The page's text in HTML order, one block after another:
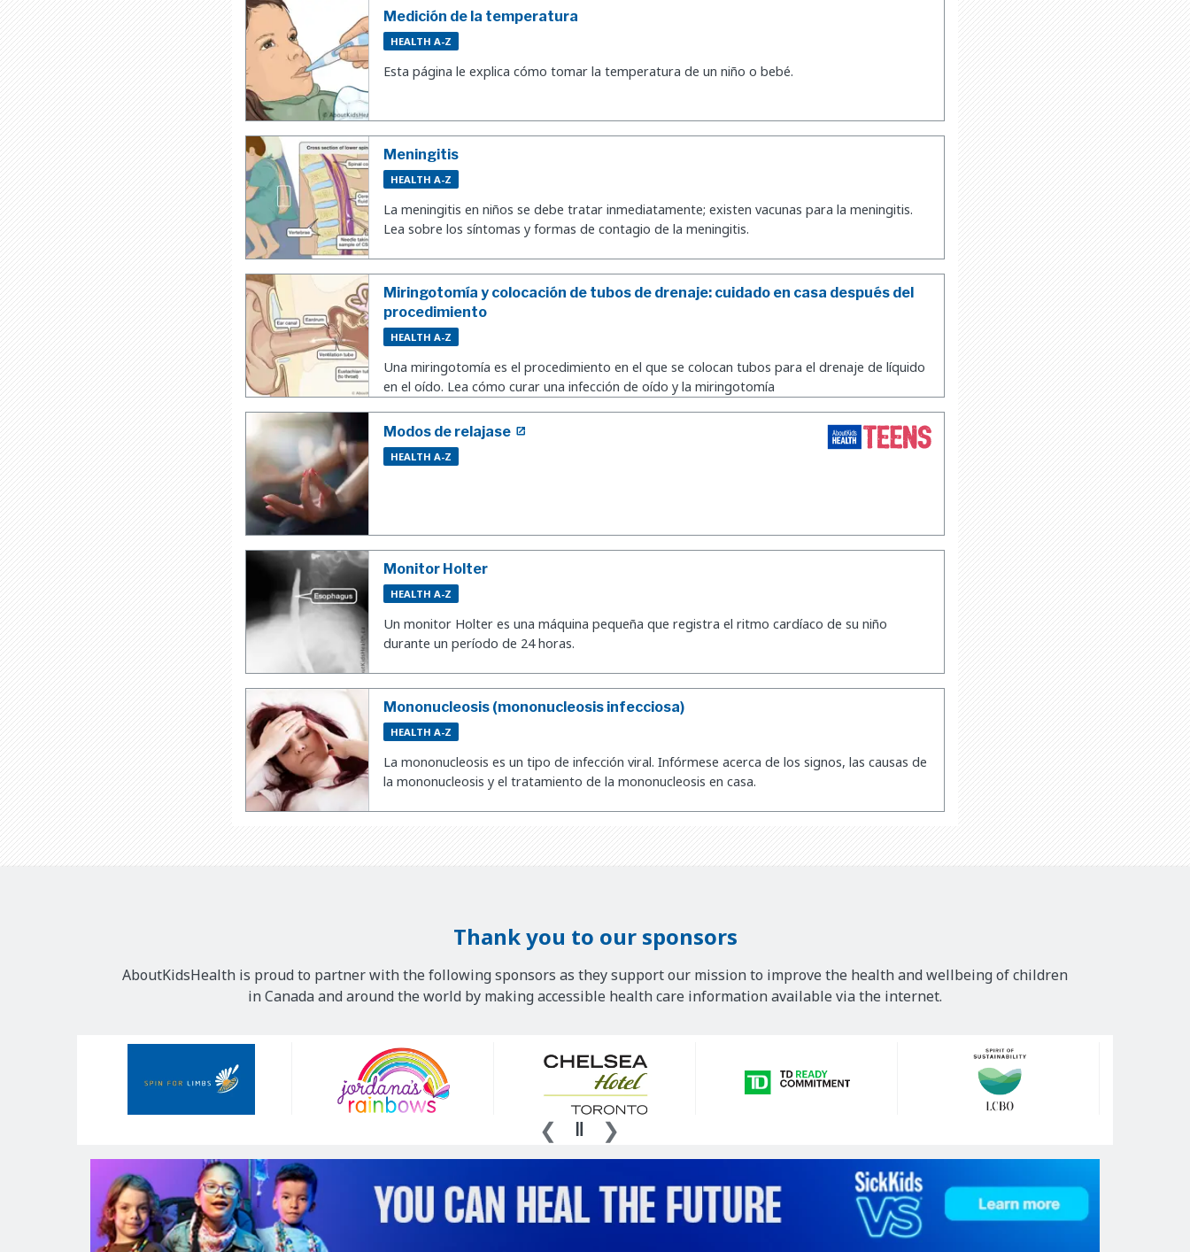
Medición de la temperatura
HEALTH A-Z
Esta página le explica cómo tomar la temperatura de un niño o bebé.
Meningitis
HEALTH A-Z
La meningitis en niños se debe tratar inmediatamente; existen vacunas para la meningitis.
Lea sobre los síntomas y formas de contagio de la meningitis.
Miringotomía y colocación de tubos de drenaje: cuidado en casa después del
procedimiento
HEALTH A-Z
Una miringotomía es el procedimiento en el que se colocan tubos para el drenaje de líquido
en el oído. Lea cómo curar una infección de oído y la miringotomía
Modos de relajase
HEALTH A-Z
Monitor Holter
HEALTH A-Z
Un monitor Holter es una máquina pequeña que registra el ritmo cardíaco de su niño
durante un período de 24 horas.
Mononucleosis (mononucleosis infecciosa)
HEALTH A-Z
La mononucleosis es un tipo de infección viral. Infórmese acerca de los signos, las causas de
la mononucleosis y el tratamiento de la mononucleosis en casa.
Thank you to our sponsors
AboutKidsHealth is proud to partner with the following sponsors as they support our mission to improve the health and wellbeing of children
in Canada and around the world by making accessible health care information available via the internet.